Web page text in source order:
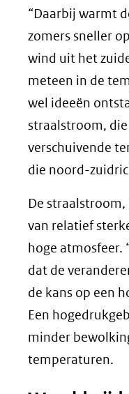
“Daarbij warmt
zomers sneller
wind uit het
meteen in de
wel ideeën
straalstroom,
verschuivende
die noord-
De
van relatief
hoge atmosfeer.
dat de
de kans op een
Een
minder
temperaturen.